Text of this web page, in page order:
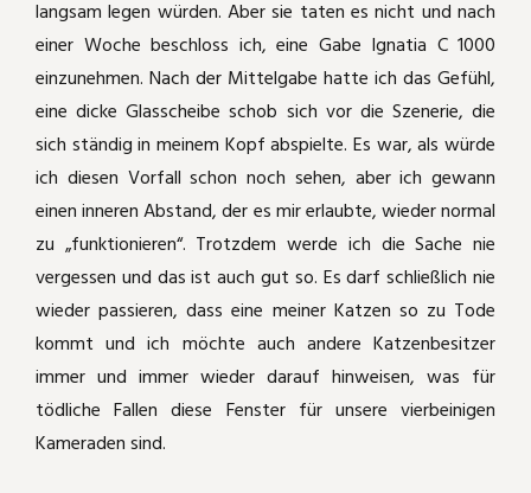
langsam legen würden. Aber sie taten es nicht und nach
einer Woche beschloss ich, eine Gabe Ignatia C 1000
einzunehmen. Nach der Mittelgabe hatte ich das Gefühl,
eine dicke Glasscheibe schob sich vor die Szenerie, die
sich ständig in meinem Kopf abspielte. Es war, als würde
ich diesen Vorfall schon noch sehen, aber ich gewann
einen inneren Abstand, der es mir erlaubte, wieder normal
zu „funktionieren“. Trotzdem werde ich die Sache nie
vergessen und das ist auch gut so. Es darf schließlich nie
wieder passieren, dass eine meiner Katzen so zu Tode
kommt und ich möchte auch andere Katzenbesitzer
immer und immer wieder darauf hinweisen, was für
tödliche Fallen diese Fenster für unsere vierbeinigen
Kameraden sind.
Spike frißt nur vom Löffel
Phosphor
Lachesis
Sulphur
Natrium sulfuricum
Periodische Augenentzündung bei
unserem Appaloosamix
heftige Bauchschmerzen nach Ärger
Hüftgelenksbeschwerden ausgerechnet
im Reiturlaub